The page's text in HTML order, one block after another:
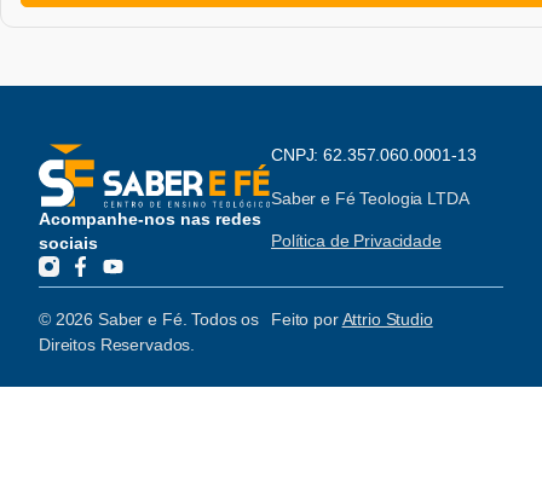
Acompanhe-nos nas redes
sociais
CNPJ: 62.357.060.0001-13
Saber e Fé Teologia LTDA
Política de Privacidade
© 2026 Saber e Fé. Todos os
Direitos Reservados.
Feito porAttrio Studio